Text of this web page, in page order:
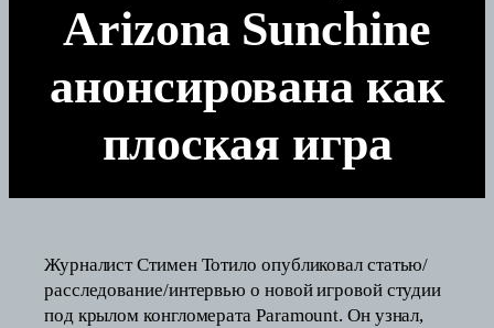
Arizona Sunchine
анонсирована как
плоская игра
Журналист Стимен Тотило опубликовал статью/
расследование/интервью о новой игровой студии
под крылом конгломерата Paramount. Он узнал,